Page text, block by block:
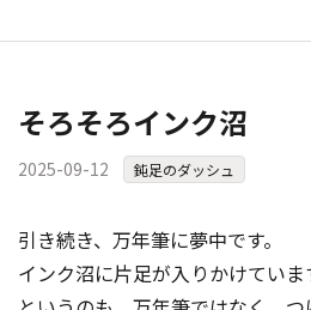
そろそろインク沼
2025-09-12 鈍足のダッシュ
引き続き、万年筆に夢中です。
インク沼に片足が入りかけていま